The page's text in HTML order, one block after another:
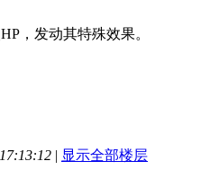
，发动其特殊效果。
| 显示全部楼层